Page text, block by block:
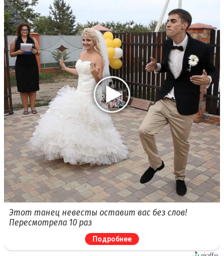
Этот танец невесты оставит вас без слов!
Пересмотрела 10 раз
Подробнее